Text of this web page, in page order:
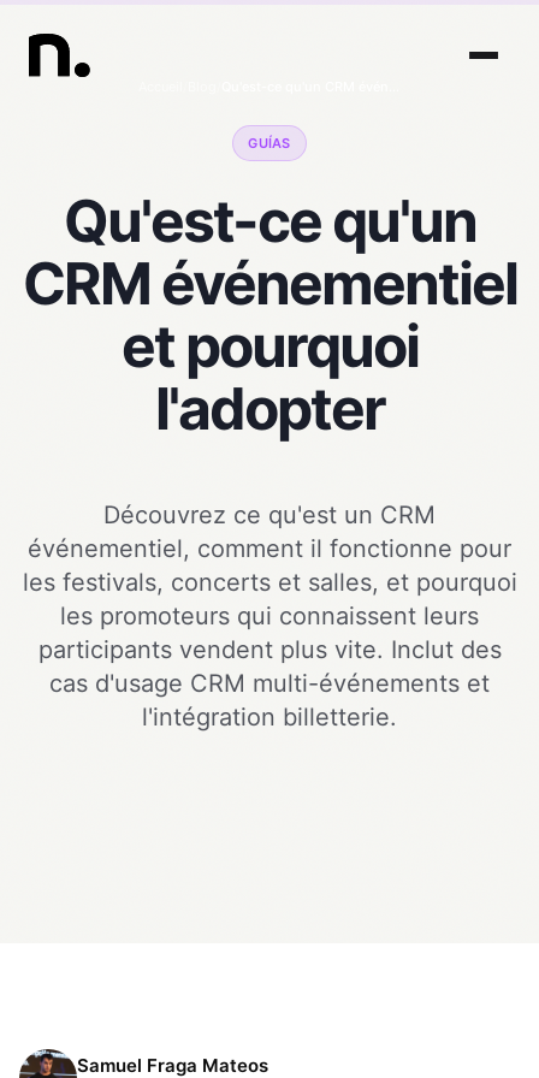
GUÍAS
Qu'est-ce qu'un
CRM événementiel
et pourquoi
l'adopter
Découvrez ce qu'est un CRM
événementiel, comment il fonctionne pour
les festivals, concerts et salles, et pourquoi
les promoteurs qui connaissent leurs
participants vendent plus vite. Inclut des
cas d'usage CRM multi-événements et
l'intégration billetterie.
Samuel Fraga Mateos